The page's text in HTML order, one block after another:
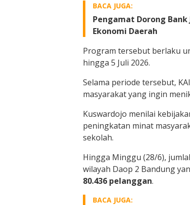
BACA JUGA:
Pengamat Dorong
Ekonomi Daerah
Program tersebut berlaku
hingga 5 Juli 2026.
Selama periode tersebut,
masyarakat yang ingin
Kuswardojo menilai
peningkatan minat
sekolah.
Hingga Minggu (28/6),
wilayah Daop 2 Bandung
80.436 pelanggan.
BACA JUGA: